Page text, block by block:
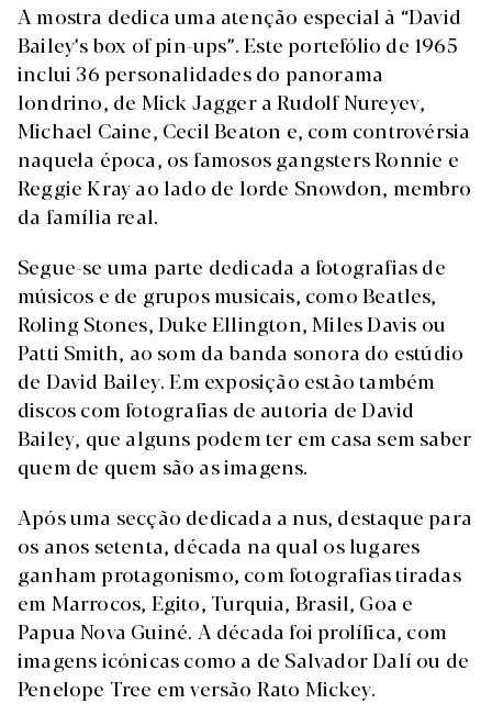
A mostra dedica uma atenção especial à “David
Bailey’s box of pin-ups”. Este portefólio de 1965
inclui 36 personalidades do panorama
londrino, de Mick Jagger a Rudolf Nureyev,
Michael Caine, Cecil Beaton e, com controvérsia
naquela época, os famosos gangsters Ronnie e
Reggie Kray ao lado de lorde Snowdon, membro
da família real.
Segue-se uma parte dedicada a fotografias de
músicos e de grupos musicais, como Beatles,
Roling Stones, Duke Ellington, Miles Davis ou
Patti Smith, ao som da banda sonora do estúdio
de David Bailey. Em exposição estão também
discos com fotografias de autoria de David
Bailey, que alguns podem ter em casa sem saber
quem de quem são as imagens.
Após uma secção dedicada a nus, destaque para
os anos setenta, década na qual os lugares
ganham protagonismo, com fotografias tiradas
em Marrocos, Egito, Turquia, Brasil, Goa e
Papua Nova Guiné. A década foi prolífica, com
imagens icónicas como a de Salvador Dalí ou de
Penelope Tree em versão Rato Mickey.